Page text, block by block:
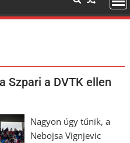
Szpari a DVTK ellen
Nagyon úgy tűnik, a
Nebojsa Vignjevic